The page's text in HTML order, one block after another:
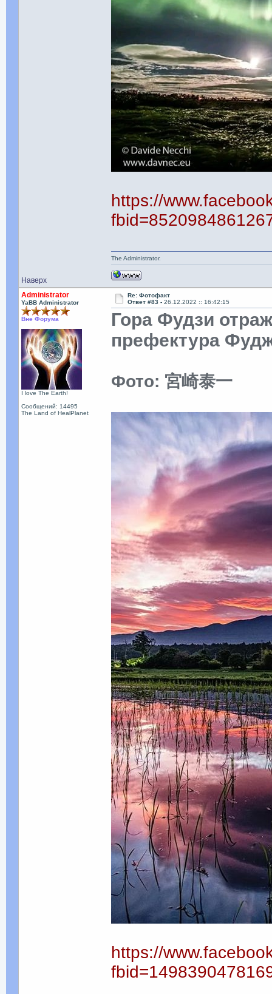
https://
Наверх
The Administrator.
Administrator
YaBB Administrator
Вне Форума
I love The Earth!
Сообщений: 14495
The Land of HealPlanet
Re: Фотофакт
Ответ #83 -26.12.2022 :: 16:42:15
Гора Фудзи
префектура
Фото: 宮崎泰一
https://